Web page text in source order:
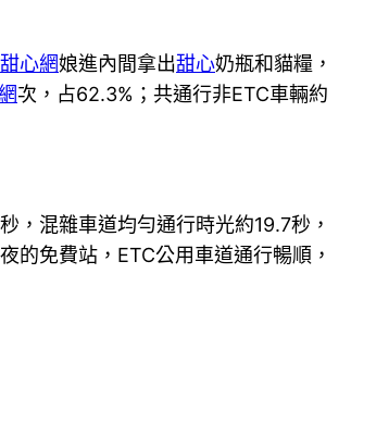
甜心網娘進內間拿出甜心奶瓶和貓糧，
次，占62.3%；共通行非ETC車輛約
，混雜車道均勻通行時光約19.7秒，
的免費站，ETC公用車道通行暢順，